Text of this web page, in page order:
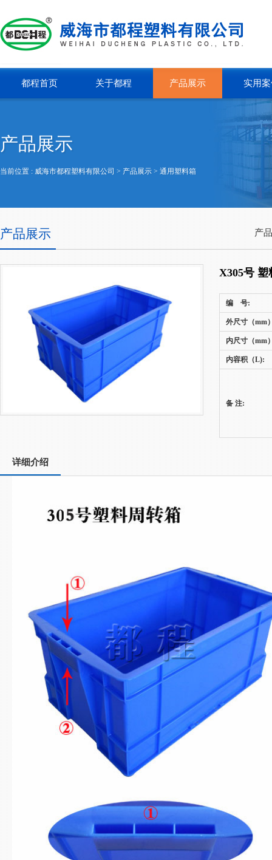
都程首页 关于都程 产品展示 实用
产品展示
当前位置 : 威海市都程塑料有限公司 > 产品展示 > 通用塑料箱
产品展示 产
X305号 塑
编 号:
外尺寸（mm
内尺寸（mm
内容积（L):
备 注:
详细介绍